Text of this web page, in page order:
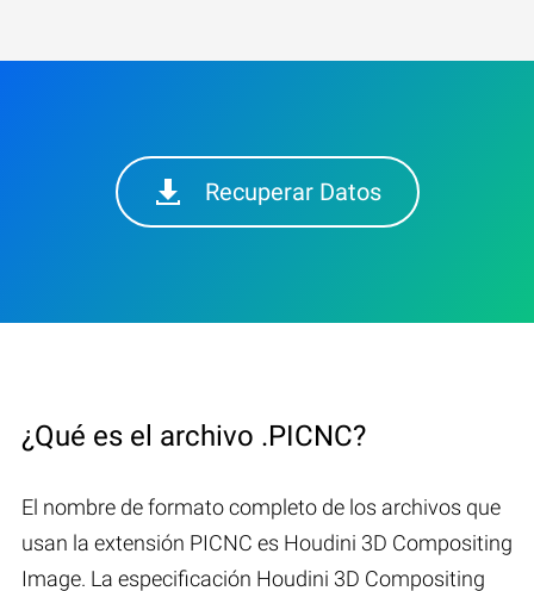
Recuperar Datos
¿Qué es el archivo .PICNC?
El nombre de formato completo de los archivos que
usan la extensión PICNC es Houdini 3D Compositing
Image. La especificación Houdini 3D Compositing